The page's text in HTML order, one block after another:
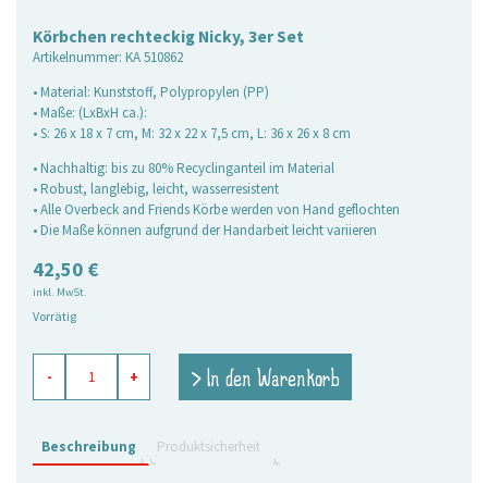
Körbchen rechteckig Nicky, 3er Set
Artikelnummer: KA 510862
• Material: Kunststoff, Polypropylen (PP)
• Maße: (LxBxH ca.):
• S: 26 x 18 x 7 cm, M: 32 x 22 x 7,5 cm, L: 36 x 26 x 8 cm
• Nachhaltig: bis zu 80% Recyclinganteil im Material
• Robust, langlebig, leicht, wasserresistent
• Alle Overbeck and Friends Körbe werden von Hand geflochten
• Die Maße können aufgrund der Handarbeit leicht variieren
42,50 €
inkl. MwSt.
Vorrätig
rechteckig
Nicky,
Set
Menge
- + > In den Warenkorb
Beschreibung Produktsicherheit